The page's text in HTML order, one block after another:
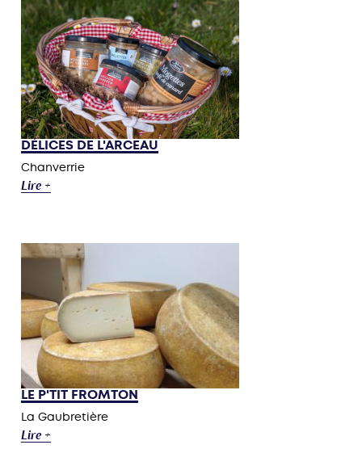
DÉLICES DE L'ARCEAU
Chanverrie
Lire +
LE P'TIT FROMTON
La Gaubretière
Lire +